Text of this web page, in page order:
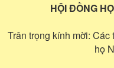
HỘI ĐỒNG
Trân trọng kính mời:
họ